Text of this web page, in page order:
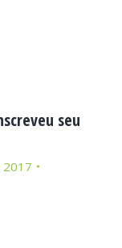
seu
2017